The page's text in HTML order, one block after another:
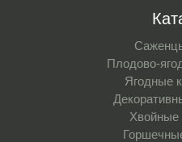
Плодово-
Ягодные
Хвойные